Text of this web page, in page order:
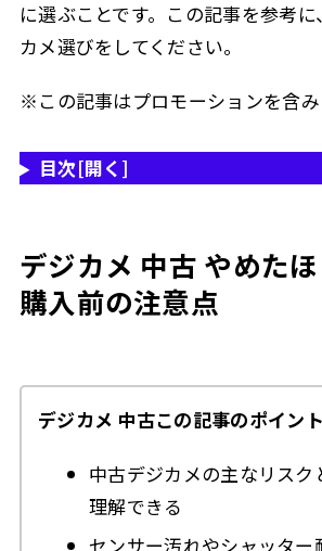
に選ぶことです。この記事を参考
カメ選びをしてください。
※この記事はプロモーションを含み
目次[開く]
デジカメ 中古 やめた
購入前の注意点
デジカメ 中古この記事のポイント
中古デジカメの主なリスク
理解できる
センサー汚れやシャッタ
2.6.3 Q. 中古カメラに保証をつけら
2.6.4 Q. センサーの汚れは自分で掃
2.7 デジカメ 中古 やめたほうがいいま
3 この記事を書いた人